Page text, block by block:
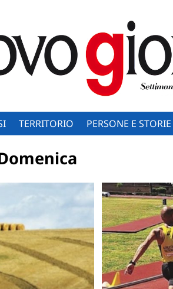
TERRITORIO PERSONE E STORIE